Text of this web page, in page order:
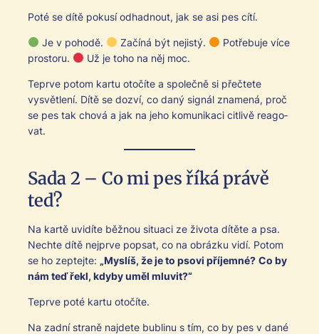
Poté se dítě pokusí odhad­nout, jak se asi pes cítí.
Je v pohodě. Začíná být nejistý.
Potře­bu­je více
pros­toru.
Už je toho na něj moc.
Teprve potom kar­tu otočíte a společně si přečtete
vysvětlení. Dítě se dozví, co daný signál zna­mená, proč
se pes tak chová a jak na jeho komu­nikaci citlivě reago­
v­at.
Sada 2 – Co mi pes říká právě
teď?
Na kartě uvidíte běž­nou situaci ze živ­ota dítěte a psa.
Nechte dítě nejprve pop­sat, co na obrázku vidí. Potom
se ho zepte­jte: „Mys­líš, že je to pso­vi pří­jem­né? Co by
nám teď řekl, kdy­by uměl mlu­vit?“
Teprve poté kar­tu otočíte.
Na zad­ní straně najdete bublinu s tím, co by pes v dané